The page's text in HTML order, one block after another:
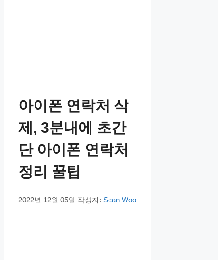
아이폰 연락처 삭
제, 3분내에 초간
단 아이폰 연락처
정리 꿀팁
2022년 12월 05일 작성자: Sean Woo